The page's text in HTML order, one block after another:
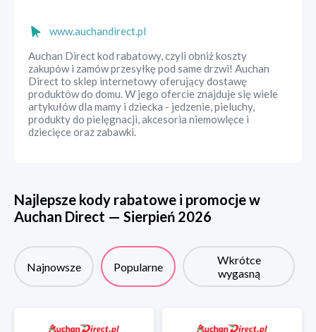
www.auchandirect.pl
Auchan Direct kod rabatowy, czyli obniż koszty
zakupów i zamów przesyłkę pod same drzwi! Auchan
Direct to sklep internetowy oferujący dostawę
produktów do domu. W jego ofercie znajduje się wiele
artykułów dla mamy i dziecka - jedzenie, pieluchy,
produkty do pielęgnacji, akcesoria niemowlęce i
dziecięce oraz zabawki.
Najlepsze kody rabatowe i promocje w
Auchan Direct — Sierpień 2026
Najnowsze Popularne
Wkrótce
wygasną